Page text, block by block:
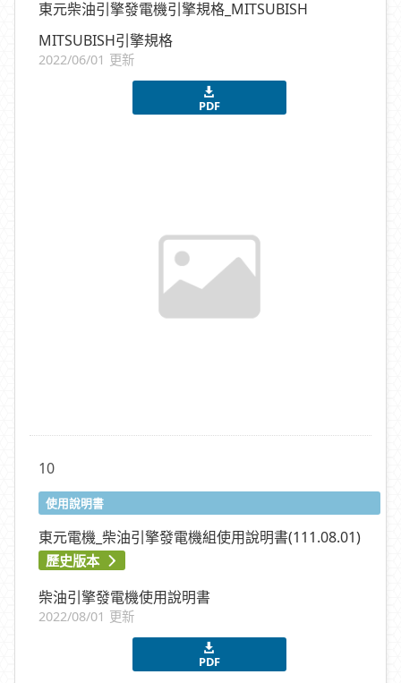
東元柴油引擎發電機引擎規格_MITSUBISH
MITSUBISH引擎規格
2022/06/01 更新
PDF
10
使用說明書
東元電機_柴油引擎發電機組使用說明書(111.08.01)
歷史版本
柴油引擎發電機使用說明書
2022/08/01 更新
PDF